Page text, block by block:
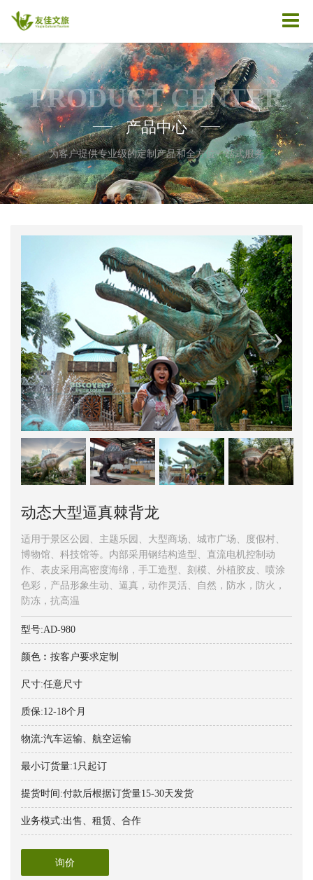
PRODUCT CENTER
—— 产品中心 ——
为客户提供专业级的定制产品和全方位一站式服务
动态大型逼真棘背龙
适用于景区公园、主题乐园、大型商场、城市广场、度假村、
博物馆、科技馆等。内部采用钢结构造型、直流电机控制动
作、表皮采用高密度海绵，手工造型、刻模、外植胶皮、喷涂
色彩，产品形象生动、逼真，动作灵活、自然，防水，防火，
防冻，抗高温
型号:AD-980
颜色︰按客户要求定制
尺寸:任意尺寸
质保:12-18个月
物流:汽车运输、航空运输
最小订货量:1只起订
提货时间:付款后根据订货量15-30天发货
业务模式:出售、租赁、合作
询价